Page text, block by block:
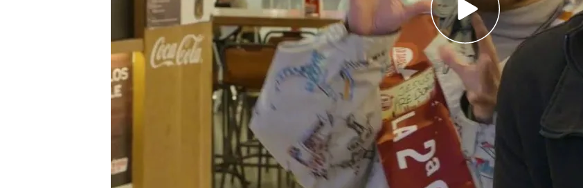
una concursante en 'Lo sabe, no lo sabe': "¡Ostras!"
Xuso Jones se desplaza hastaBarcelona, donde se reencuentra con
s, quién ya participó en‘Lo sabe, no lo sabe’.
Sin embargo, el
presentador le ha ofrecido unasegunda oportunidady él sin dudarlo